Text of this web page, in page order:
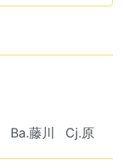
Ba.藤川 Cj.原